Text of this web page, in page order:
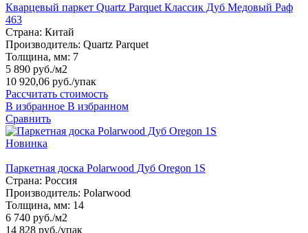
Кварцевый паркет Quartz Parquet Классик Дуб Медовый Раф
463
Страна: Китай
Производитель: Quartz Parquet
Толщина, мм: 7
5 890 руб./м2
10 920,06 руб./упак
Рассчитать стоимость
В избранное В избранном
Сравнить
Новинка
Паркетная доска Polarwood Дуб Oregon 1S
Страна: Россия
Производитель: Polarwood
Толщина, мм: 14
6 740 руб./м2
14 828 руб./упак